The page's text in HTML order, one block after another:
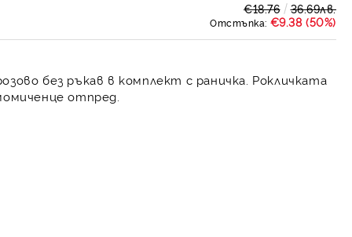
€18.76 36.69лв.
Отстъпка: €9.38 (50%)
без ръкав в комплект с раничка. Рокличката
отпред.